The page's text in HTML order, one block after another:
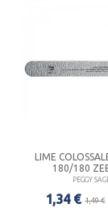
LIME
180/180
PEGGY
1,34 € 1,49 €